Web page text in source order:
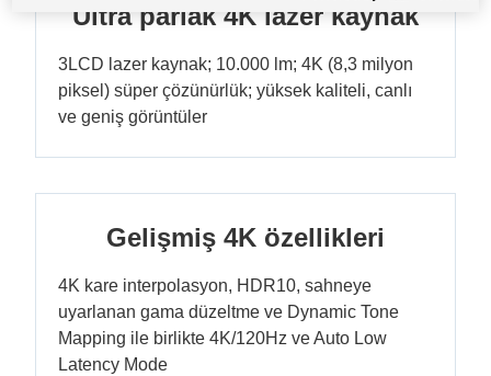
Ultra parlak 4K lazer kaynak
3LCD lazer kaynak; 10.000 lm; 4K (8,3 milyon
piksel) süper çözünürlük; yüksek kaliteli, canlı
ve geniş görüntüler
Gelişmiş 4K özellikleri
4K kare interpolasyon, HDR10, sahneye
uyarlanan gama düzeltme ve Dynamic Tone
Mapping ile birlikte 4K/120Hz ve Auto Low
Latency Mode